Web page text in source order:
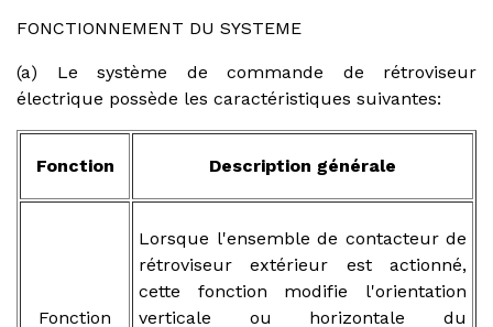
FONCTIONNEMENT DU SYSTEME
(a) Le système de commande de rétroviseur
électrique possède les caractéristiques suivantes:
Fonction Description générale
Fonction
Lorsque l'ensemble de contacteur de
rétroviseur extérieur est actionné,
cette fonction modifie l'orientation
verticale ou horizontale du